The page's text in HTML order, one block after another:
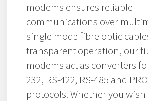
modems ensures reliable
communications over
single mode fibre optic
transparent operation, our
modems act as converters
232, RS-422, RS-485 and
protocols. Whether you wish